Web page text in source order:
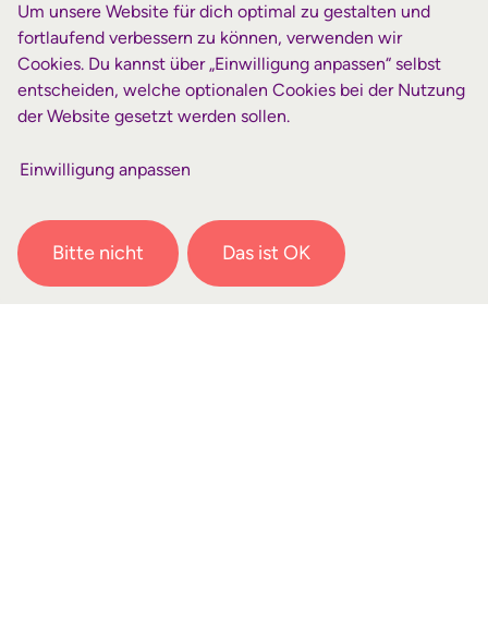
Um unsere Website für dich optimal zu gestalten und
fortlaufend verbessern zu können, verwenden wir
Cookies. Du kannst über „Einwilligung anpassen“ selbst
entscheiden, welche optionalen Cookies bei der Nutzung
der Website gesetzt werden sollen.
Einwilligung anpassen
Bitte nicht Das ist OK